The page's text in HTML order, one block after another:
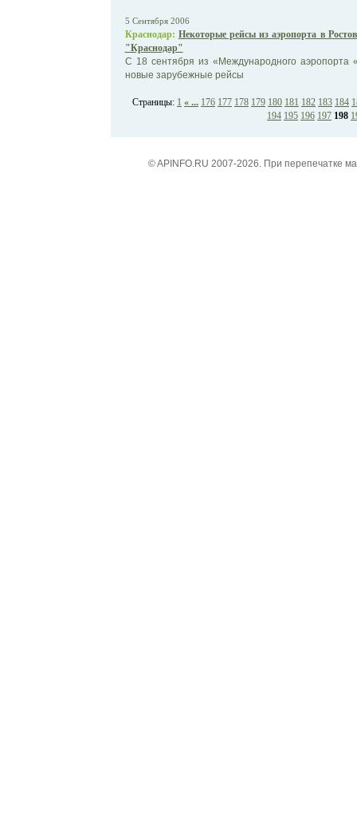
5 Сентября 2006
Краснодар: Некоторые рейсы из аэропорта в
"Краснодар"
С 18 сентября из «Международного аэропорта
новые зарубежные рейсы
Страницы: 1 « ... 176 177 178 179 180 181 182 183 184
194 195 196 197 198
© APINFO.RU 2007-2026. При перепечатке